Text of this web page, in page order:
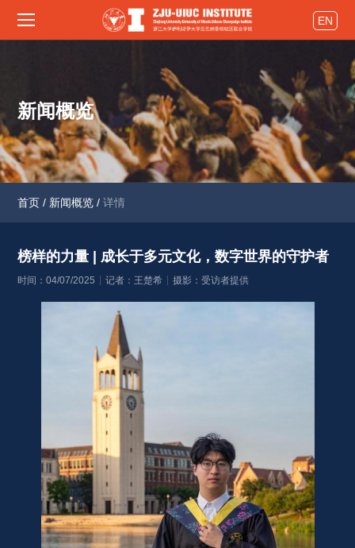
EN
新闻概览
首页 / 新闻概览 / 详情
榜样的力量 | 成长于多元文化，数字世界的守护者
时间：04/07/2025 记者：王楚希 摄影：受访者提供